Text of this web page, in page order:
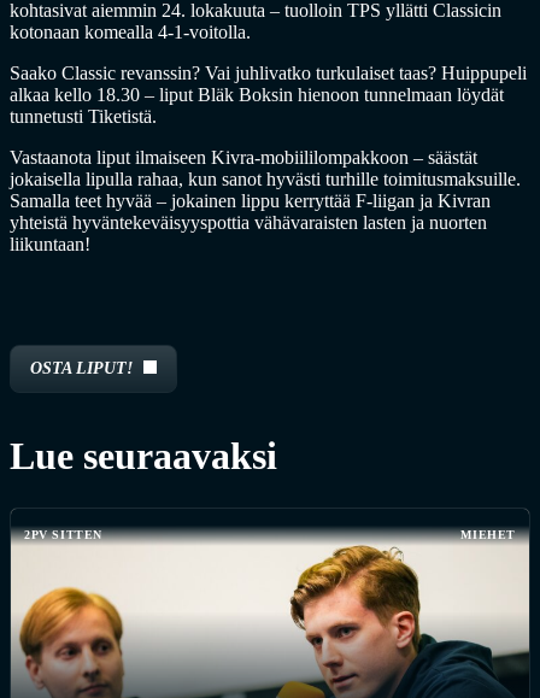
kohtasivat aiemmin 24. lokakuuta – tuolloin TPS yllätti Classicin
kotonaan komealla 4-1-voitolla.
Saako Classic revanssin? Vai juhlivatko turkulaiset taas? Huippupeli
alkaa kello 18.30 – liput Bläk Boksin hienoon tunnelmaan löydät
tunnetusti Tiketistä.
Vastaanota liput ilmaiseen Kivra-mobiililompakkoon – säästät
jokaisella lipulla rahaa, kun sanot hyvästi turhille toimitusmaksuille.
Samalla teet hyvää – jokainen lippu kerryttää F-liigan ja Kivran
yhteistä hyväntekeväisyyspottia vähävaraisten lasten ja nuorten
liikuntaan!
OSTA LIPUT!
Lue seuraavaksi
2PV SITTEN MIEHET